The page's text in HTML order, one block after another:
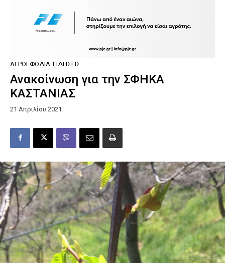
ΑΓΡΟΕΦΌΔΙΑ ΕΙΔΉΣΕΙΣ
Ανακοίνωση για την ΣΦΗΚΑ
ΚΑΣΤΑΝΙΑΣ
21 Απριλίου 2021